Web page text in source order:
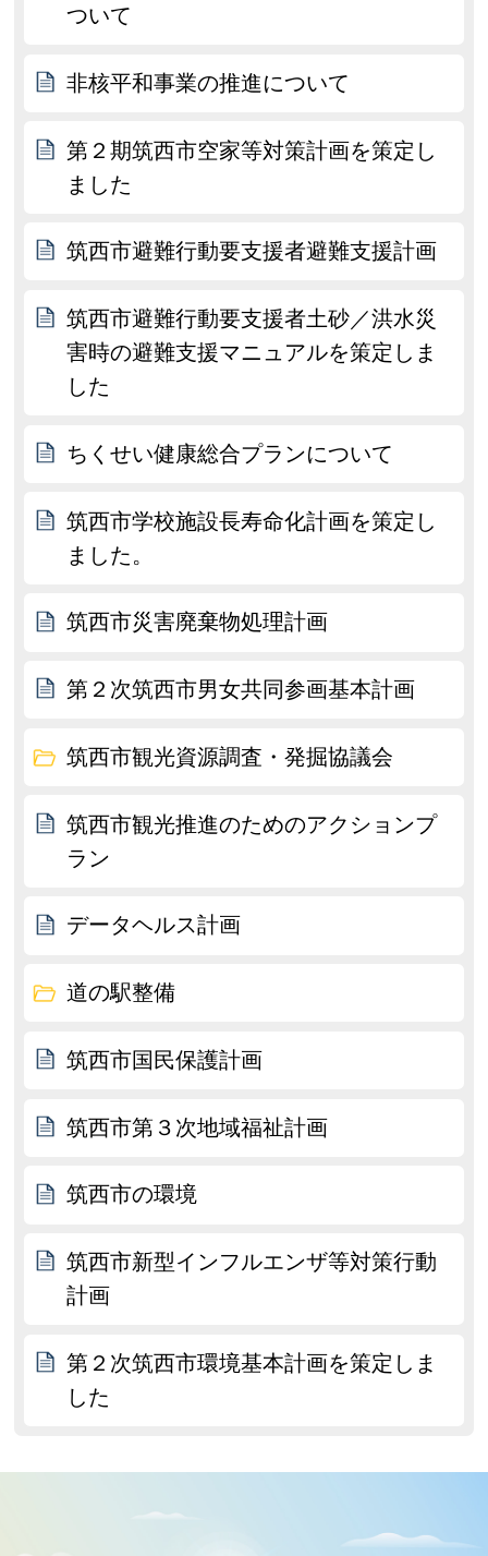
ついて
非核平和事業の推進について
第２期筑西市空家等対策計画を策定し
ました
筑西市避難行動要支援者避難支援計画
筑西市避難行動要支援者土砂／洪水災
害時の避難支援マニュアルを策定しま
した
ちくせい健康総合プランについて
筑西市学校施設長寿命化計画を策定し
ました。
筑西市災害廃棄物処理計画
第２次筑西市男女共同参画基本計画
筑西市観光資源調査・発掘協議会
筑西市観光推進のためのアクションプ
ラン
データヘルス計画
道の駅整備
筑西市国民保護計画
筑西市第３次地域福祉計画
筑西市の環境
筑西市新型インフルエンザ等対策行動
計画
第２次筑西市環境基本計画を策定しま
した